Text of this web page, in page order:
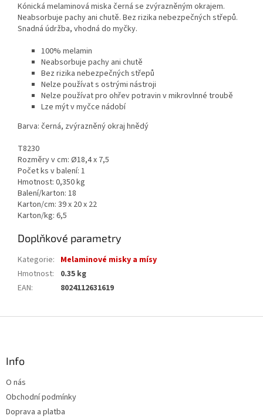
Kónická melaminová miska černá se zvýrazněným okrajem.
Neabsorbuje pachy ani chutě. Bez rizika nebezpečných střepů.
Snadná údržba, vhodná do myčky.
100% melamin
Neabsorbuje pachy ani chutě
Bez rizika nebezpečných střepů
Nelze používat s ostrými nástroji
Nelze používat pro ohřev potravin v mikrovlnné troubě
Lze mýt v myčce nádobí
Barva: černá, zvýrazněný okraj hnědý
T8230
Rozměry v cm: Ø18,4 x 7,5
Počet ks v balení: 1
Hmotnost: 0,350 kg
Balení/karton: 18
Karton/cm: 39 x 20 x 22
Karton/kg: 6,5
Doplňkové parametry
Kategorie: Melaminové misky a mísy
Hmotnost:
0.35 kg
EAN: 8024112631619
Info
O nás
Obchodní podmínky
Doprava a platba